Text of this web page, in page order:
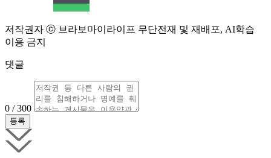
저작권자 ⓒ 브라보마이라이프 무단전재 및 재배포, AI학습
이용 금지
댓글
0 / 300